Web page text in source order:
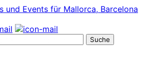
und Events für Mallorca, Barcelona